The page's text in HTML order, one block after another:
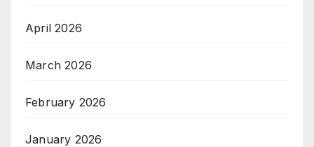
April 2026
March 2026
February 2026
January 2026